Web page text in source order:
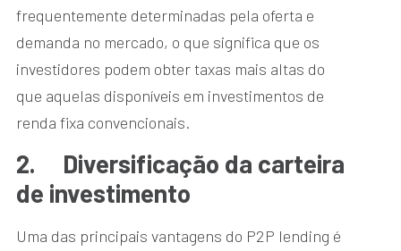
frequentemente determinadas pela oferta e
demanda no mercado, o que significa que os
investidores podem obter taxas mais altas do
que aquelas disponíveis em investimentos de
renda fixa convencionais.
2.
Diversificação da carteira
de investimento
Uma das principais vantagens do P2P lending é